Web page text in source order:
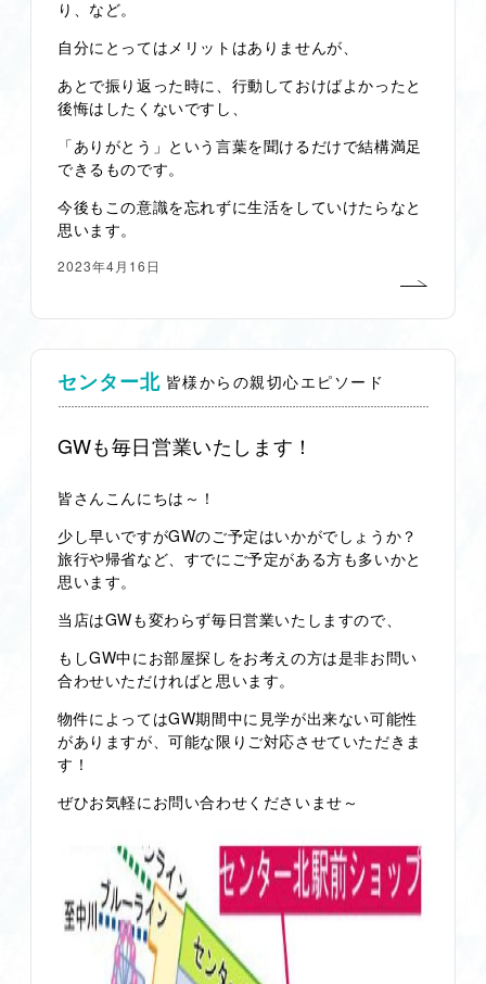
り、など。
自分にとってはメリットはありませんが、
あとで振り返った時に、行動しておけばよかったと
後悔はしたくないですし、
「ありがとう」という言葉を聞けるだけで結構満足
できるものです。
今後もこの意識を忘れずに生活をしていけたらなと
思います。
2023年4月16日
センター北 皆様からの親切心エピソード
GWも毎日営業いたします！
皆さんこんにちは～！
少し早いですがGWのご予定はいかがでしょうか？
旅行や帰省など、すでにご予定がある方も多いかと
思います。
当店はGWも変わらず毎日営業いたしますので、
もしGW中にお部屋探しをお考えの方は是非お問い
合わせいただければと思います。
物件によってはGW期間中に見学が出来ない可能性
がありますが、可能な限りご対応させていただきま
す！
ぜひお気軽にお問い合わせくださいませ～